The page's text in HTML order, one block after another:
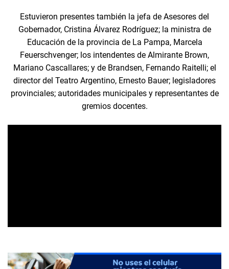
Estuvieron presentes también la jefa de Asesores del
Gobernador, Cristina Álvarez Rodríguez; la ministra de
Educación de la provincia de La Pampa, Marcela
Feuerschvenger; los intendentes de Almirante Brown,
Mariano Cascallares; y de Brandsen, Fernando Raitelli; el
director del Teatro Argentino, Ernesto Bauer; legisladores
provinciales; autoridades municipales y representantes de
gremios docentes.